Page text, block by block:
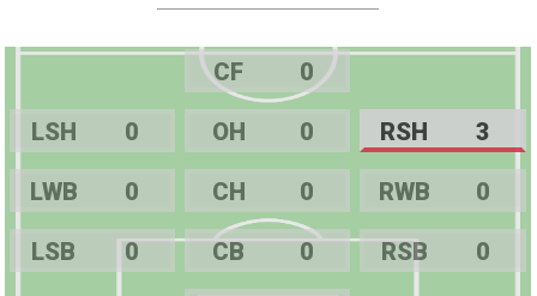
CF 0
LSH 0 OH 0 RSH 3
LWB 0 CH 0 RWB 0
LSB 0 CB 0 RSB 0